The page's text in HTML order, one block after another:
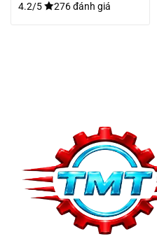
4.2/5 276 đánh giá